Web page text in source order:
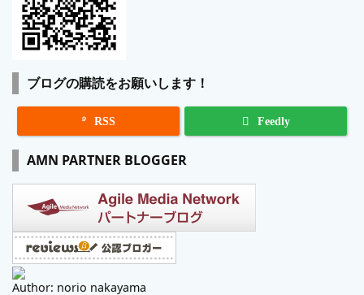
ブログの購読をお願いします！
 RSS Feedly
AMN PARTNER BLOGGER
Author: norio nakayama